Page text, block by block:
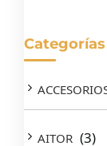
Categorías
AITOR (3)